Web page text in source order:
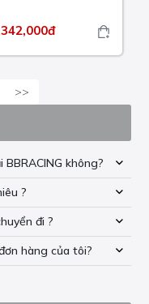
>>
không?
?
đi ?
hàng của tôi?